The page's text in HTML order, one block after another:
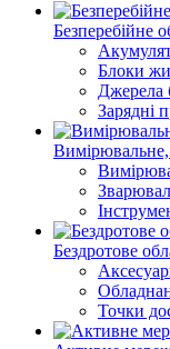
Безперебійне
Блоки
Джерела
Зарядні
Вимірювальне,
Бездротове
Точки